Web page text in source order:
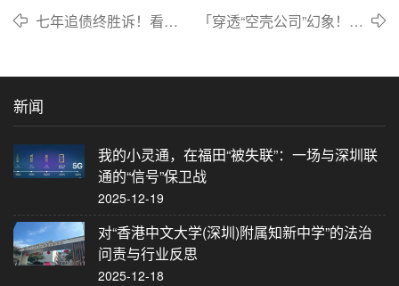
七年追债终胜诉！看杰
​「穿透“空壳公司”幻象！杰
新闻
我的小灵通，在福田“被失联”：一场与深圳联
通的“信号”保卫战
2025-12-19
对“香港中文大学(深圳)附属知新中学”的法治
问责与行业反思
2025-12-18